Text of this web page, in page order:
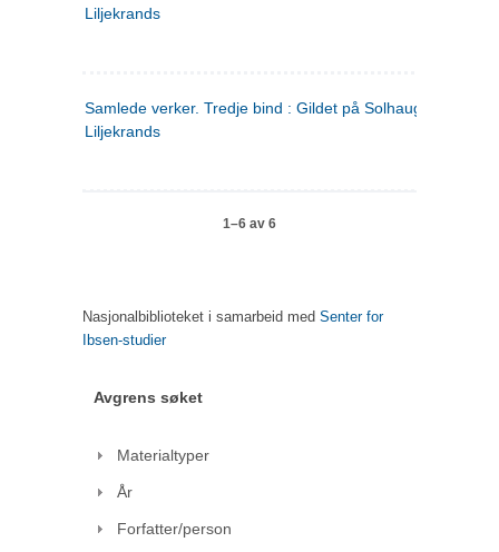
Liljekrands
Samlede verker. Tredje bind : Gildet på Solhaug ; Olaf
Liljekrands
1–6 av 6
Nasjonalbiblioteket i samarbeid med Senter for
Ibsen-studier
Avgrens søket
Materialtyper
År
Forfatter/person